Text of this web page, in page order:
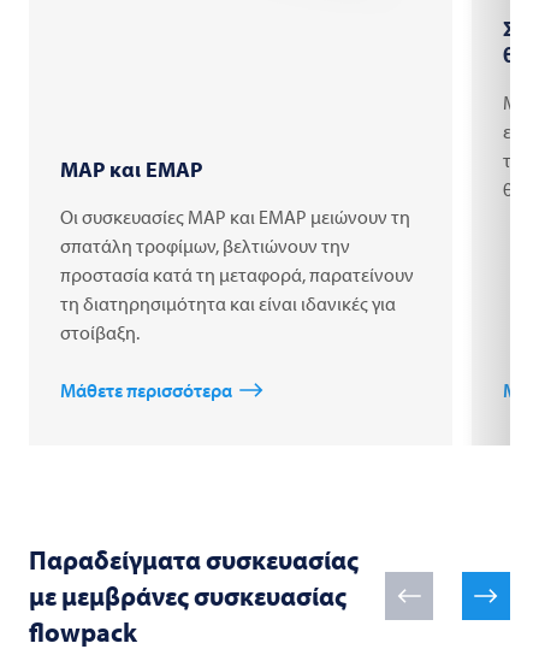
MAP και EMAP
Οι συσκευασίες MAP και EMAP μειώνουν τη
σπατάλη τροφίμων, βελτιώνουν την
προστασία κατά τη μεταφορά, παρατείνουν
τη διατηρησιμότητα και είναι ιδανικές για
στοίβαξη.
Μάθετε περισσότερα
Παραδείγματα συσκευασίας
με μεμβράνες συσκευασίας
flowpack